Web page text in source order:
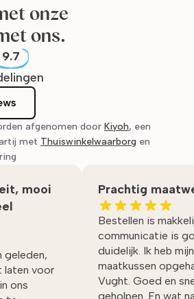
onze
ons.
9.7
afgenomen door Kiyoh, een
met Thuiswinkelwaarborg en
mooi
geleden,
laten voor
ons
Prachtig
Bestellen is
communicatie is
duidelijk. Ik heb mijn
maatkussen
Vught. Goed en
geholpen. En wat